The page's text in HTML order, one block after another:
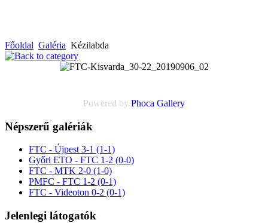
Főoldal Galéria Kézilabda
Powered by Phoca Gallery
Népszerű galériák
FTC - Újpest 3-1 (1-1)
Győri ETO - FTC 1-2 (0-0)
FTC - MTK 2-0 (1-0)
PMFC - FTC 1-2 (0-1)
FTC - Videoton 0-2 (0-1)
Jelenlegi látogatók